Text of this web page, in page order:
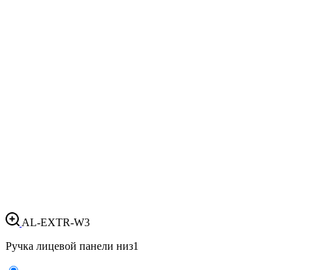
AL-EXTR-W3
Ручка лицевой панели низ1